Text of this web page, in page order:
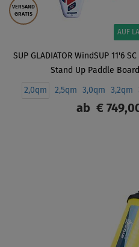
VERSAND
GRATIS
AUF
SUP GLADIATOR WindSUP 11'6
Stand Up Paddle
2,0qm 2,5qm 3,0qm 3,2qm
ab €